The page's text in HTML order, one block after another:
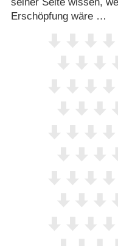
Erschöpfung wäre …